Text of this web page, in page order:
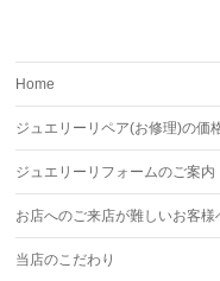
Home
ジュエリーリペア(お修理)の価
ジュエリーリフォームのご案内
お店へのご来店が難しいお客様
当店のこだわり